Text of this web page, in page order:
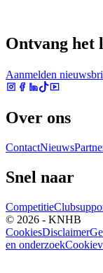
Ontvang het
Aanmelden
Over ons
ContactNieuws
Snel naar
Competitie
© 2026 - KNHB
CookiesDisclaimer
en onderzoek